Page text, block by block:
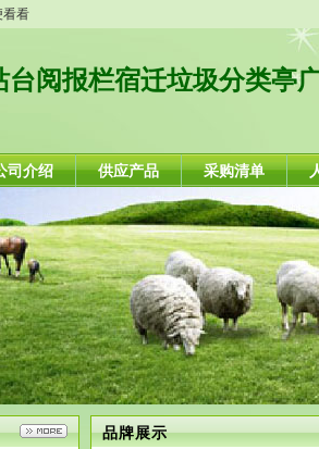
看看
台阅报栏宿迁垃圾分类亭
司介绍 供应产品 采购清单
品牌展示